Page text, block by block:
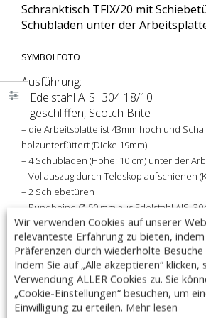
Schranktisch TFIX/20 mit
Schubladen unter der
SYMBOLFOTO
Ausführung:
– Edelstahl AISI 304 18/10
– geschliffen, Scotch Brite
– die Arbeitsplatte ist 43mm hoch und
holzunterfüttert (Dicke 19mm)
– 4 Schubladen (Höhe: 10 cm) unter der
– Vollauszug durch Teleskoplaufschienen
– 2 Schiebetüren
– Rundbeine Ø 50 mm aus Edelstahl AISI
60mm
– Maße (B x T x H): 2000 x 700 x 850 mm
Optional gegen Aufpreis kann die
auch mit 0,8 mm starkem
Edelstahlbblech schalldicht verschweißt
Holzunterfütterung nicht sichtbar!
Wir verwenden Cookies auf unserer
relevanteste Erfahrung zu bieten,
Präferenzen durch wiederholte Besuche
Indem Sie auf „Alle akzeptieren“
Verwendung ALLER Cookies zu. Sie
„Cookie-Einstellungen“ besuchen, um
Einwilligung zu erteilen. Mehr lesen